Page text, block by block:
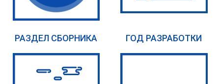
РАЗДЕЛ СБОРНИКА ГОД РАЗРАБОТКИ